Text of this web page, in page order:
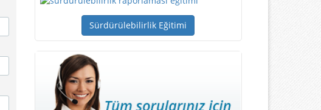
Sürdürülebilirlik Eğitimi